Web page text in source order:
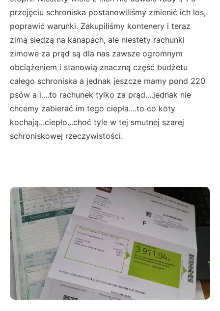
przejęciu schroniska postanowiliśmy zmienić ich los,
poprawić warunki. Zakupiliśmy kontenery i teraz
zimą siedzą na kanapach, ale niestety rachunki
zimowe za prąd są dla nas zawsze ogromnym
obciążeniem i stanowią znaczną część budżetu
całego schroniska a jednak jeszcze mamy pond 220
psów a i....to rachunek tylko za prąd....jednak nie
chcemy zabierać im tego ciepła....to co koty
kochają...ciepło...choć tyle w tej smutnej szarej
schroniskowej rzeczywistości.